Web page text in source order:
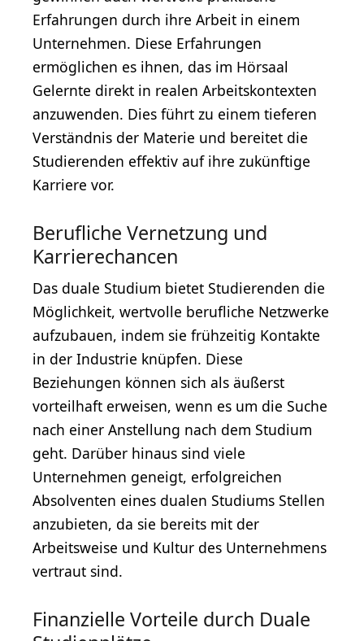
Erfahrungen durch ihre Arbeit in einem
Unternehmen. Diese Erfahrungen
ermöglichen es ihnen, das im Hörsaal
Gelernte direkt in realen Arbeitskontexten
anzuwenden. Dies führt zu einem tieferen
Verständnis der Materie und bereitet die
Studierenden effektiv auf ihre zukünftige
Karriere vor.
Berufliche Vernetzung und
Karrierechancen
Das duale Studium bietet Studierenden die
Möglichkeit, wertvolle berufliche Netzwerke
aufzubauen, indem sie frühzeitig Kontakte
in der Industrie knüpfen. Diese
Beziehungen können sich als äußerst
vorteilhaft erweisen, wenn es um die Suche
nach einer Anstellung nach dem Studium
geht. Darüber hinaus sind viele
Unternehmen geneigt, erfolgreichen
Absolventen eines dualen Studiums Stellen
anzubieten, da sie bereits mit der
Arbeitsweise und Kultur des Unternehmens
vertraut sind.
Finanzielle Vorteile durch Duale